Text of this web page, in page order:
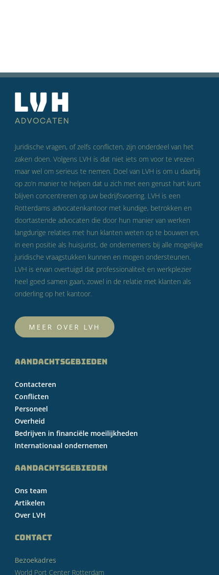
Juridische vragen, of zelfs conflicten, zijn onderdeel van het
zaken doen. Volgens LVH is dat niet iets om voor te vrezen
maar wel om serieus te nemen. Doel van LVH is om u daarbij
op zo’n manier te helpen dat u zich met een gerust hart kunt
blijven concentreren op uw bedrijfsvoering. LVH is een
Rotterdams advocatenkantoor met kundige, betrokken en
doortastende advocaten die door hun manier van werken
langdurige relaties met hun klanten weten op te bouwen en,
in een positie als huisjurist, de ondernemers bij alle mogelijke
juridische vraagstukken kunnen en mogen ondersteunen.
LVH is ervan overtuigd dat professionaliteit en werkplezier
heel goed samen gaan, zowel in de relatie met klanten als
onderling op het kantoor.
MEER OVER LVH
AANDACHTSGEBIEDEN
Contacteren
Conflicten
Personeel
Overheid
Bedrijven in financiële moeilijkheden
Internationaal ondernemen
AANDACHTSGEBIEDEN
Ons team
Artikelen
Over LVH
CONTACT
Bezoekadres
World Port Center Rotterdam